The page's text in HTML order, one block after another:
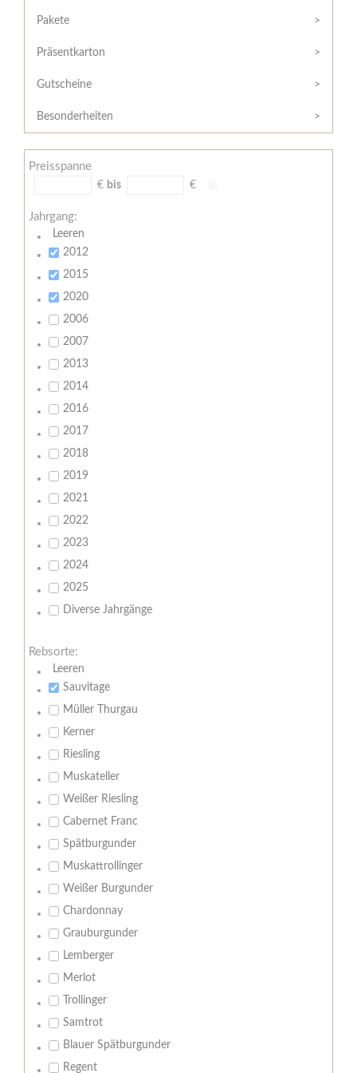
/
Widerrufsformular
AGB
Zahlungsbedingungen
Meine
Pakete
Präsentkarton
Gutscheine
Besonderheiten
Preisspanne
€ bis €
Jahrgang:
Leeren
2012
2015
2020
2006
2007
2013
2014
2016
2017
2018
2019
2021
2022
2023
2024
2025
Diverse Jahrgänge
Rebsorte:
Leeren
Sauvitage
Müller Thurgau
Kerner
Riesling
Muskateller
Weißer Riesling
Cabernet Franc
Spätburgunder
Muskattrollinger
Weißer Burgunder
Chardonnay
Grauburgunder
Lemberger
Merlot
Trollinger
Samtrot
Blauer Spätburgunder
Regent